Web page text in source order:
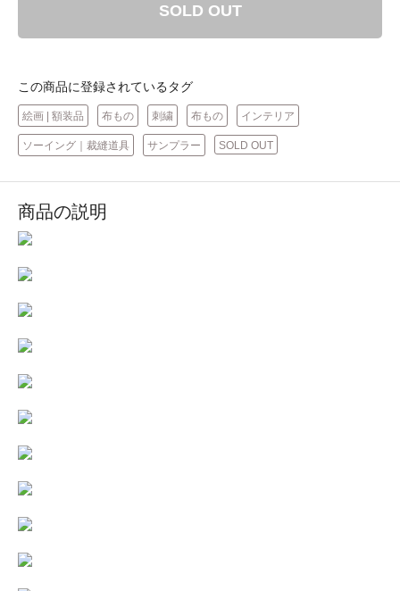
SOLD OUT
この商品に登録されているタグ
絵画 | 額装品 布もの 刺繍 布もの インテリア
ソーイング｜裁縫道具 サンプラー SOLD OUT
商品の説明